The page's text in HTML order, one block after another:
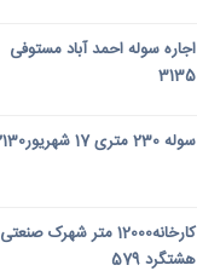
اجاره سوله احمد آباد مستوفی
3135
سوله 230 متری 17 شهریور2130
کارخانه12000 متر شهرک صنعتی
هشتگرد 579